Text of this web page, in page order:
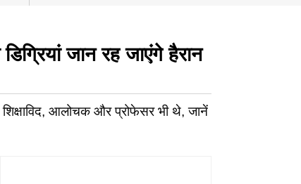
जान रह जाएंगे हैरान
शिक्षाविद, आलोचक और प्रोफेसर भी थे, जानें